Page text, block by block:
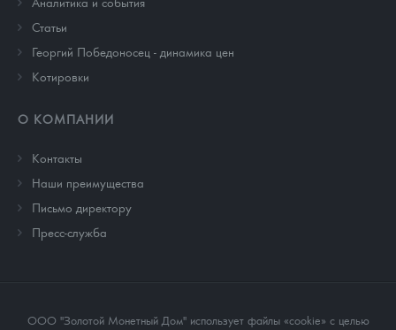
Cтатьи
Георгий Победоносец - динамика цен
Котировки
О КОМПАНИИ
Контакты
Наши преимущества
Письмо директору
Пресс-служба
ООО "Золотой Монетный Дом" использует файлы «cookie» с целью